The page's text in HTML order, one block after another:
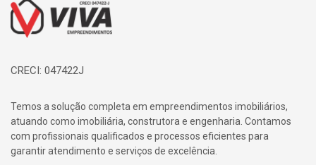
Página inicial
CRECI: 047422J
Temos a solução completa em empreendimentos imobiliários,
atuando como imobiliária, construtora e engenharia. Contamos
com profissionais qualificados e processos eficientes para
garantir atendimento e serviços de excelência.